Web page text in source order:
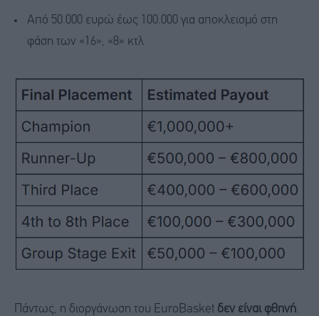
Από 50.000 ευρώ έως 100.000 για αποκλεισμό στη
φάση των «16», «8» κτλ
Πάντως, η διοργάνωση του EuroBasket δεν είναι φθηνή.